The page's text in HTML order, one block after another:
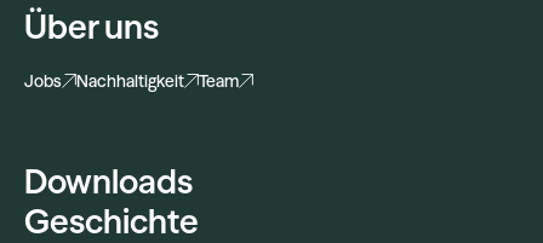
Über uns
Jobs Nachhaltigkeit Team
Downloads
Geschichte